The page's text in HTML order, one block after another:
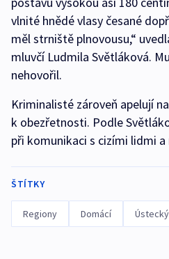
vlnité hnědé vlasy česané
měl strniště plnovousu,“
mluvčí Ludmila Světláková.
nehovořil.
Kriminalisté zároveň apelují
k obezřetnosti. Podle
při komunikaci s cizími lidmi
ŠTÍTKY
Regiony Domácí